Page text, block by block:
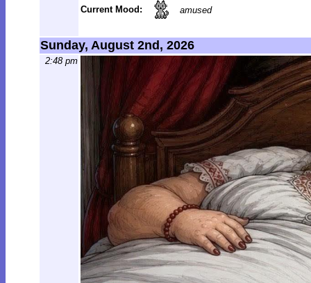
Current Mood: amused
Sunday, August 2nd, 2026
2:48 pm